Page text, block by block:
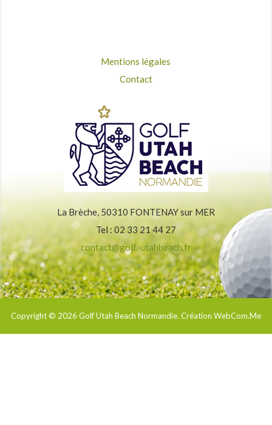
Mentions légales
Contact
La Brèche, 50310 FONTENAY sur MER
Tel : 02 33 21 44 27
contact@golf-utahbeach.fr
Copyright © 2026 Golf Utah Beach Normandie. Création WebCom.Me